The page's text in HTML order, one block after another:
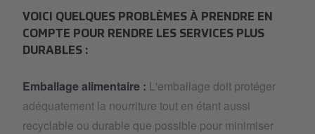
VOICI QUELQUES PROBLÈMES À PRENDRE EN
COMPTE POUR RENDRE LES SERVICES PLUS
DURABLES :
Emballage alimentaire : L'emballage doit protéger
adéquatement la nourriture tout en étant aussi
recyclable ou durable que possible pour minimiser